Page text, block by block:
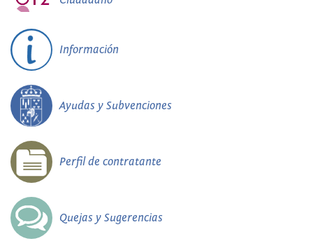
Información
Ayudas y Subvenciones
Perfil de contratante
Quejas y Sugerencias